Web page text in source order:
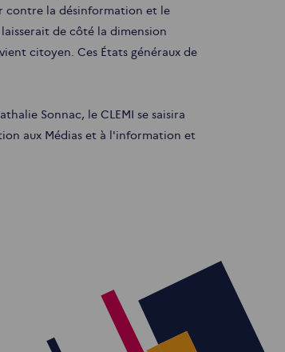
contre la désinformation et le
de côté la dimension
citoyen. Ces États généraux de
Sonnac, le CLEMI se saisira
aux Médias et à l'information et